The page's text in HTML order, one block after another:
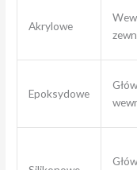
Akrylowe
Epoksydowe